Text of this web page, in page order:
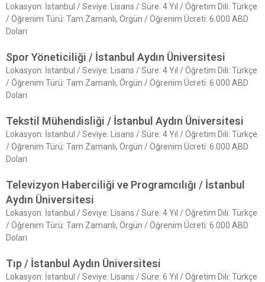
Lokasyon: İstanbul / Seviye: Lisans / Süre: 4 Yıl / Öğretim Dili: Türkçe
/ Öğrenim Türü: Tam Zamanlı, Örgün / Öğrenim Ücreti: 6.000 ABD
Doları
Spor Yöneticiliği / İstanbul Aydın Üniversitesi
Lokasyon: İstanbul / Seviye: Lisans / Süre: 4 Yıl / Öğretim Dili: Türkçe
/ Öğrenim Türü: Tam Zamanlı, Örgün / Öğrenim Ücreti: 6.000 ABD
Doları
Tekstil Mühendisliği / İstanbul Aydın Üniversitesi
Lokasyon: İstanbul / Seviye: Lisans / Süre: 4 Yıl / Öğretim Dili: Türkçe
/ Öğrenim Türü: Tam Zamanlı, Örgün / Öğrenim Ücreti: 6.000 ABD
Doları
Televizyon Haberciliği ve Programcılığı / İstanbul
Aydın Üniversitesi
Lokasyon: İstanbul / Seviye: Lisans / Süre: 4 Yıl / Öğretim Dili: Türkçe
/ Öğrenim Türü: Tam Zamanlı, Örgün / Öğrenim Ücreti: 6.000 ABD
Doları
Tıp / İstanbul Aydın Üniversitesi
Lokasyon: İstanbul / Seviye: Lisans / Süre: 6 Yıl / Öğretim Dili: Türkçe